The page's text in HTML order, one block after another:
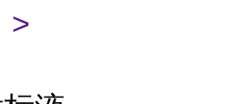
>